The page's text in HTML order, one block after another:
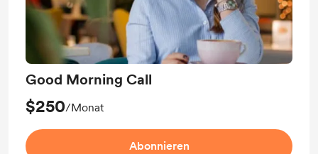
Good Morning Call
$250/Monat
Abonnieren